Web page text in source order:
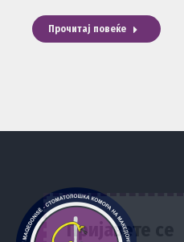
Прочитај повеќе
Пријавете се